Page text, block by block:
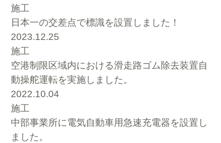
施工
日本一の交差点で標識を設置しました！
2023.12.25
施工
空港制限区域内における滑走路ゴム除去装置自
動操舵運転を実施しました。
2022.10.04
施工
中部事業所に電気自動車用急速充電器を設置し
ました。